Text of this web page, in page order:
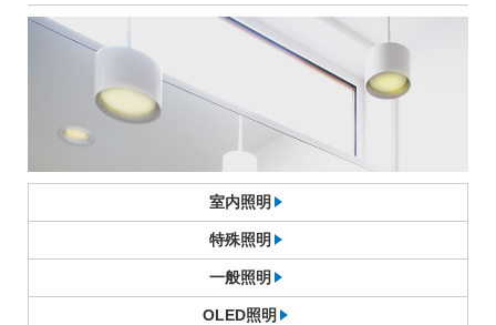
室内照明
特殊照明
一般照明
OLED照明